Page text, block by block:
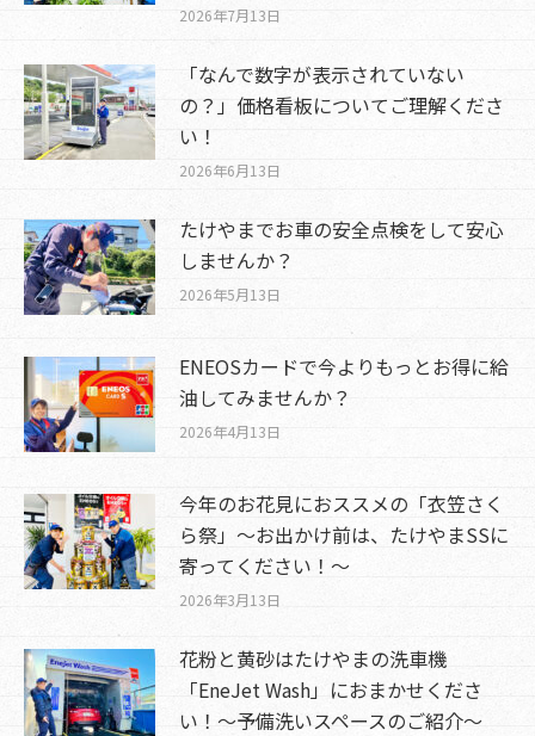
2026年7月13日
「なんで数字が表示されていない
の？」価格看板についてご理解くださ
い！
2026年6月13日
たけやまでお車の安全点検をして安心
しませんか？
2026年5月13日
ENEOSカードで今よりもっとお得に給
油してみませんか？
2026年4月13日
今年のお花見におススメの「衣笠さく
ら祭」～お出かけ前は、たけやまSSに
寄ってください！～
2026年3月13日
花粉と黄砂はたけやまの洗車機
「EneJet Wash」におまかせくださ
い！～予備洗いスペースのご紹介～